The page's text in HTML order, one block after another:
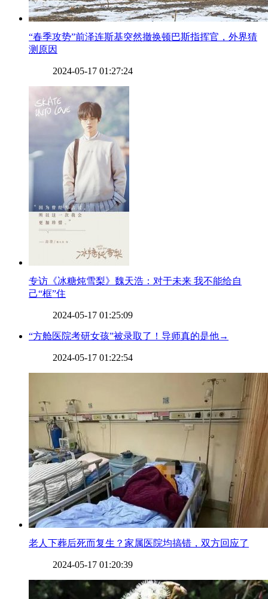
​“春季攻势”前泽连斯基突然撤换顿巴斯指挥官，外界猜
测原因
2024-05-17 01:27:24
​专访《冰糖炖雪梨》魏天浩：对于未来 我不能给自
己“框”住
2024-05-17 01:25:09
​“方舱医院考研女孩”被录取了！导师真的是他→
2024-05-17 01:22:54
​老人下葬后死而复生？家属医院均搞错，双方回应了
2024-05-17 01:20:39